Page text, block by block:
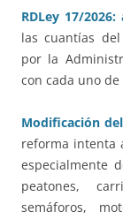
RDLey 17/
las cuantías
por la
con cada uno
Modificación
reforma intenta
especialmente
peatones,
semáforos,